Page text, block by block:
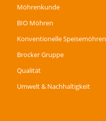
Möhrenkunde
BIO Möhren
Konventionelle Speisemöhren
Brocker Gruppe
Qualität
Umwelt & Nachhaltigkeit